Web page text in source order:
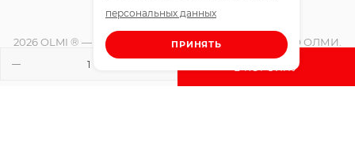
В КОРЗИНУ
2026 OLMI ® — официальный интернет-магазин ООО ОЛМИ.
Все права защищены.
персональных данных
ПРИНЯТЬ